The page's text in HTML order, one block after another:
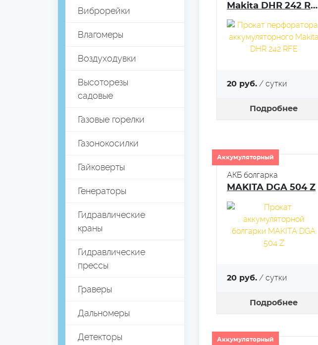
Виброрейки
Влагомеры
Воздуходувки
Высоторезы
садовые
Газовые горелки
Газонокосилки
Гайковерты
Генераторы
Гидравлические
краны
Гидравлические
прессы
Граверы
Дальномеры
Детекторы
Makita DHR 242 RFE
20 руб. / сутки
Подробнее
Аккумуляторный
АКБ болгарка
MAKITA DGA 504 Z
20 руб. / сутки
Подробнее
Аккумуляторный